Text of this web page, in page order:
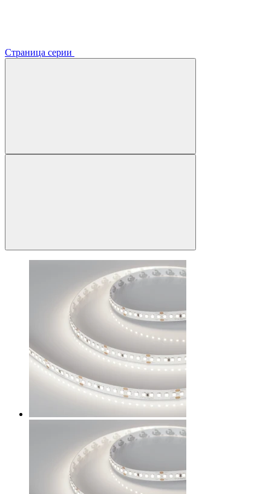
Страница серии